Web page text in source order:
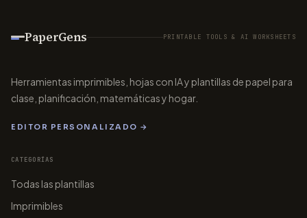
PaperGens PRINTABLE TOOLS & AI WORKSHEETS
Herramientas imprimibles, hojas con IA y plantillas de papel para
clase, planificación, matemáticas y hogar.
EDITOR PERSONALIZADO →
CATEGORÍAS
Todas las plantillas
Imprimibles